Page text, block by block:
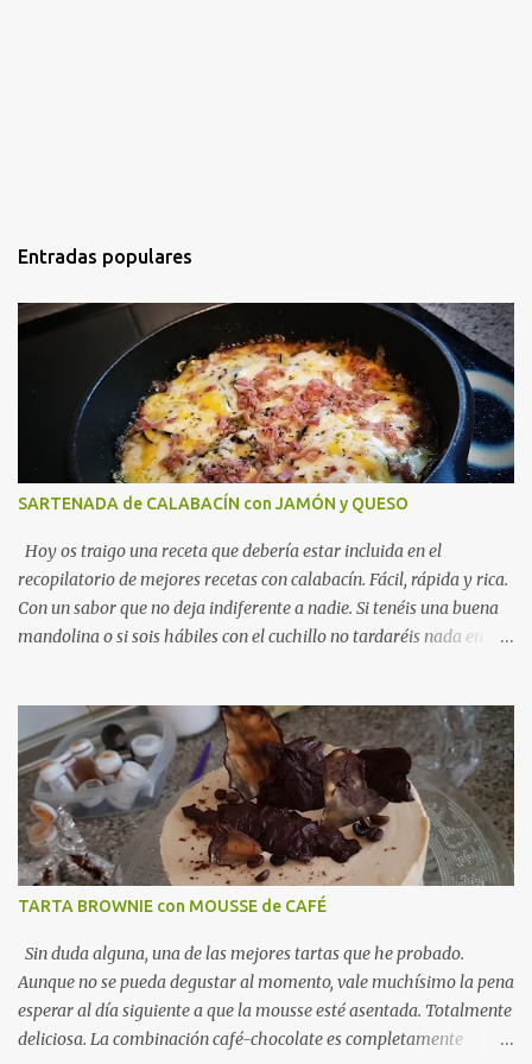
Entradas populares
SARTENADA de CALABACÍN con JAMÓN y QUESO
Hoy os traigo una receta que debería estar incluida en el
recopilatorio de mejores recetas con calabacín. Fácil, rápida y rica.
Con un sabor que no deja indiferente a nadie. Si tenéis una buena
mandolina o si sois hábiles con el cuchillo no tardaréis nada en
fácil de preparar que seguro la hacéis más de una noche. Ideal
como receta ligera para la hora de la cena . Una alternativa
fabulosa a los gratinados en el horno y la perfecta unión con el
jamón, el queso y el tomillo, hacen de esta sartenada, un éxito
seguro. SARTENADA de CALABACÍN con JAMÓN y QUESO
INGREDIENTES · 1 calabacín · 100 grs de queso · 50
grs de jamón serrano muy picadito · ...
TARTA BROWNIE con MOUSSE de CAFÉ
Sin duda alguna, una de las mejores tartas que he probado.
Aunque no se pueda degustar al momento, vale muchísimo la pena
esperar al día siguiente a que la mousse esté asentada. Totalmente
deliciosa. La combinación café-chocolate es completamente